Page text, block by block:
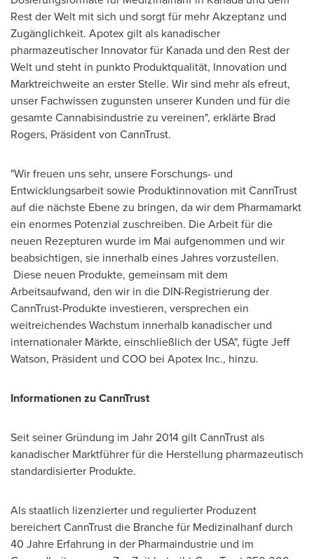
Rest der Welt mit sich und sorgt für mehr Akzeptanz und
Zugänglichkeit. Apotex gilt als kanadischer
pharmazeutischer Innovator für Kanada und den Rest der
Welt und steht in punkto Produktqualität, Innovation und
Marktreichweite an erster Stelle. Wir sind mehr als efreut,
unser Fachwissen zugunsten unserer Kunden und für die
gesamte Cannabisindustrie zu vereinen", erklärte Brad
Rogers, Präsident von CannTrust.
"Wir freuen uns sehr, unsere Forschungs- und
Entwicklungsarbeit sowie Produktinnovation mit CannTrust
auf die nächste Ebene zu bringen, da wir dem Pharmamarkt
ein enormes Potenzial zuschreiben. Die Arbeit für die
neuen Rezepturen wurde im Mai aufgenommen und wir
beabsichtigen, sie innerhalb eines Jahres vorzustellen.
Diese neuen Produkte, gemeinsam mit dem
Arbeitsaufwand, den wir in die DIN-Registrierung der
CannTrust-Produkte investieren, versprechen ein
weitreichendes Wachstum innerhalb kanadischer und
internationaler Märkte, einschließlich der USA", fügteJeff
Watson, Präsident und COO bei Apotex Inc., hinzu.
Informationen zu CannTrust
Seit seiner Gründung im Jahr 2014 gilt CannTrust als
kanadischer Marktführer für die Herstellung pharmazeutisch
standardisierter Produkte.
Als staatlich lizenzierter und regulierter Produzent
bereichert CannTrust die Branche für Medizinalhanf durch
40 Jahre Erfahrung in der Pharmaindustrie und im